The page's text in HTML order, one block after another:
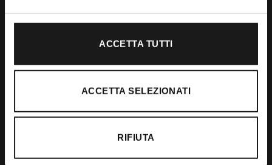
ACCETTA TUTTI
ACCETTA SELEZIONATI
RIFIUTA
Spedizioni